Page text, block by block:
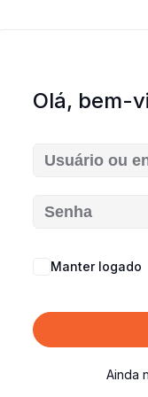
Olá, bem-
Manter logado
Ainda